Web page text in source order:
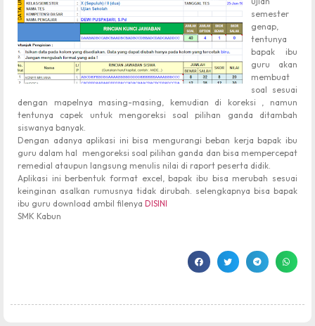
semester
genap,
tentunya
bapak ibu
guru akan
membuat
soal sesuai
dengan mapelnya masing-masing, kemudian di koreksi , namun
tentunya capek untuk mengoreksi soal pilihan ganda ditambah
siswanya banyak.
Dengan adanya aplikasi ini bisa mengurangi beban kerja bapak ibu
guru dalam hal mengoreksi soal pilihan ganda dan bisa mempercepat
remedial ataupun langsung menulis nilai di raport peserta didik.
Aplikasi ini berbentuk format excel, bapak ibu bisa merubah sesuai
keinginan asalkan rumusnya tidak dirubah. selengkapnya bisa bapak
ibu guru download ambil filenya DISINI
SMK Kabun